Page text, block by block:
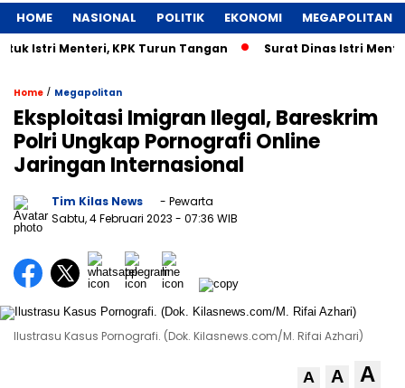
HOME NASIONAL POLITIK EKONOMI MEGAPOLITAN
Istri Menteri, KPK Turun Tangan Surat Dinas Istri Menteri
Home / Megapolitan
Eksploitasi Imigran Ilegal, Bareskrim
Polri Ungkap Pornografi Online
Jaringan Internasional
Tim Kilas News
- Pewarta
Sabtu, 4 Februari 2023 - 07:36 WIB
Ilustrasu Kasus Pornografi. (Dok. Kilasnews.com/M. Rifai Azhari)
A A A